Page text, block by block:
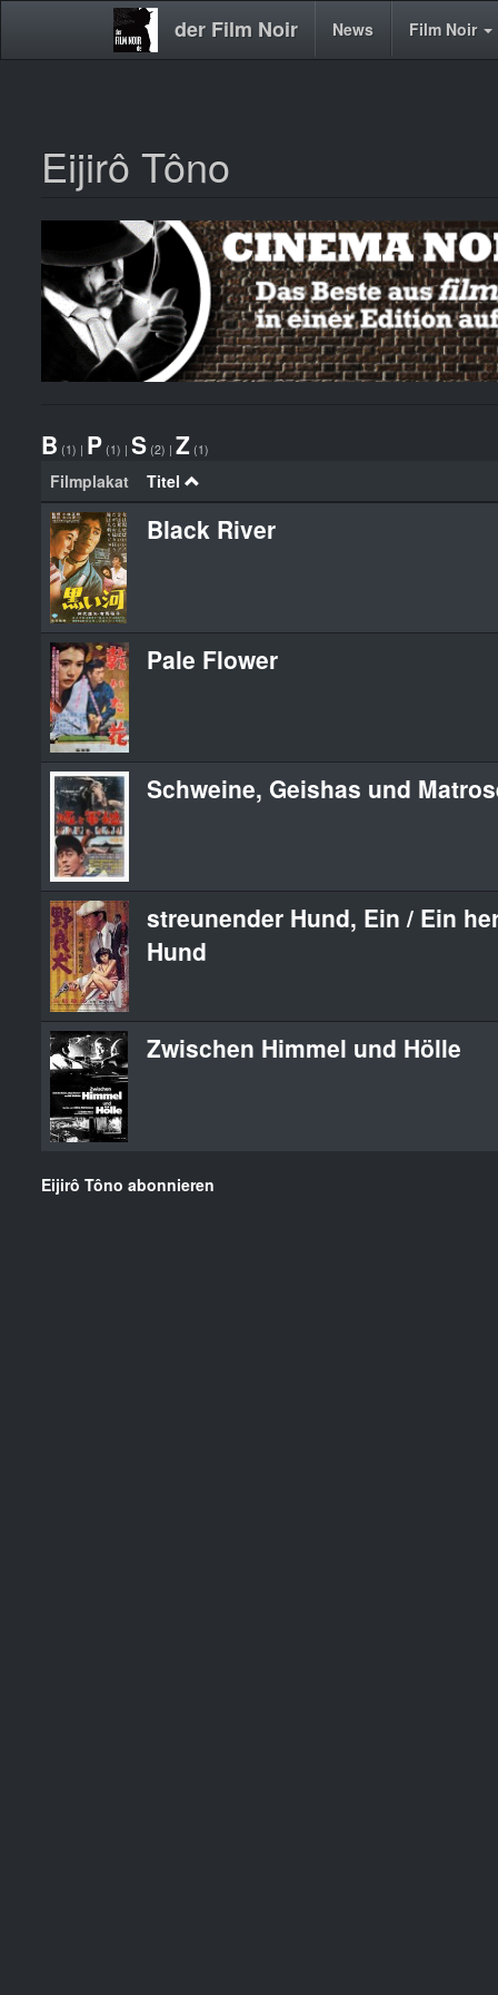
der Film Noir
Main News Film Noir
Eijirô Tôno
B (1) | P (1) | S (2) | Z (1)
Filmplakat Titel
Black River
Pale Flower
Schweine, Geishas und
streunender Hund, Ein / Ein
Hund
Zwischen Himmel und Hölle
Eijirô Tôno abonnieren